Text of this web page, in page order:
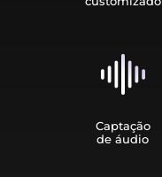
Captação
de áudio